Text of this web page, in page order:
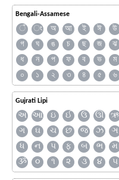
Bengali-Assamese
ঁ ং অ আ ই ঈ উ
গ
ঘ ঙ চ ছ জ ঝ
ধ
ন প ফ ব ভ ম
০
১ ২ ৩ ৪ ৫ ৬
Gujrati Lipi
અ આ ઇ ઈ ઉ ઊ ઋ
ગ
ઘ ચ છ જ ઝ ઞ
ધ
ન પ ફ બ ભ મ
ૐ
૦ ૧ ૨ ૩ ૪ ૫